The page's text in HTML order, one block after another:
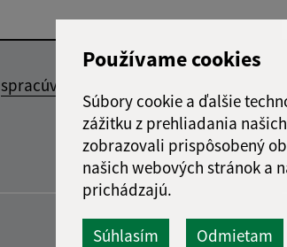
Používame cookies
Súbory cookie a ďalšie
zážitku z prehliadania
zobrazovali prispôsobený
našich webových stránok a
prichádzajú.
Súhlasím Odmietam
spracúvaním